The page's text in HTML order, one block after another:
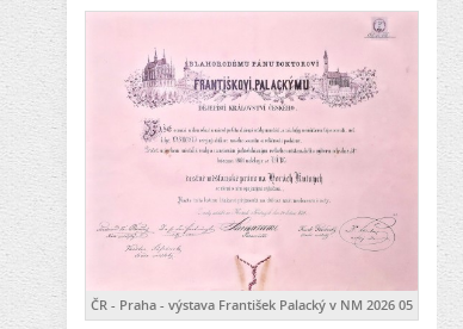
ČR - Praha - výstava František Palacký v NM 2026 05